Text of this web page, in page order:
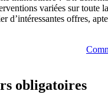
variées sur
offres,
obligatoires